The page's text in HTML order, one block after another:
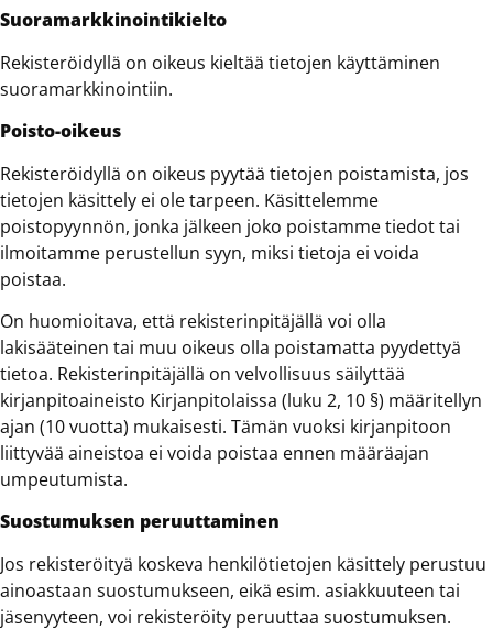
Suoramarkkinointikielto
Rekisteröidyllä on oikeus kieltää tietojen käyttäminen
suoramarkkinointiin.
Poisto-oikeus
Rekisteröidyllä on oikeus pyytää tietojen poistamista, jos
tietojen käsittely ei ole tarpeen. Käsittelemme
poistopyynnön, jonka jälkeen joko poistamme tiedot tai
ilmoitamme perustellun syyn, miksi tietoja ei voida
poistaa.
On huomioitava, että rekisterinpitäjällä voi olla
lakisääteinen tai muu oikeus olla poistamatta pyydettyä
tietoa. Rekisterinpitäjällä on velvollisuus säilyttää
kirjanpitoaineisto Kirjanpitolaissa (luku 2, 10 §) määritellyn
ajan (10 vuotta) mukaisesti. Tämän vuoksi kirjanpitoon
liittyvää aineistoa ei voida poistaa ennen määräajan
umpeutumista.
Suostumuksen peruuttaminen
Jos rekisteröityä koskeva henkilötietojen käsittely perustuu
ainoastaan suostumukseen, eikä esim. asiakkuuteen tai
jäsenyyteen, voi rekisteröity peruuttaa suostumuksen.